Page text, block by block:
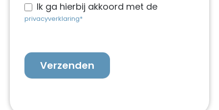
Ik ga hierbij akkoord met de
privacyverklaring*
Verzenden